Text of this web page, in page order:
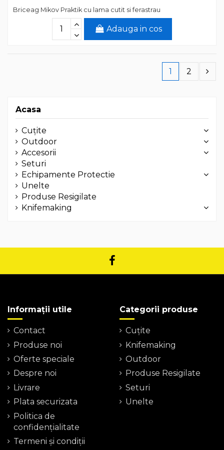
Briceag Mikov Praktik cu lama cutit si ferastrau
Adauga in cos
1 2
Acasa
Cuțite
Outdoor
Accesorii
Seturi
Echipamente Protectie
Unelte
Produse Resigilate
Knifemaking
Informații utile
Contact
Produse noi
Oferte speciale
Despre noi
Livrare
Plata securizata
Politica de
confidențialitate
Termeni şi condiţii
Categorii produse
Cuțite
Knifemaking
Outdoor
Produse Resigilate
Seturi
Unelte